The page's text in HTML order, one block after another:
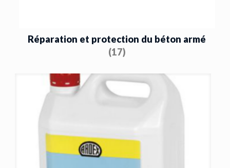
Réparation et protection du béton armé
(17)